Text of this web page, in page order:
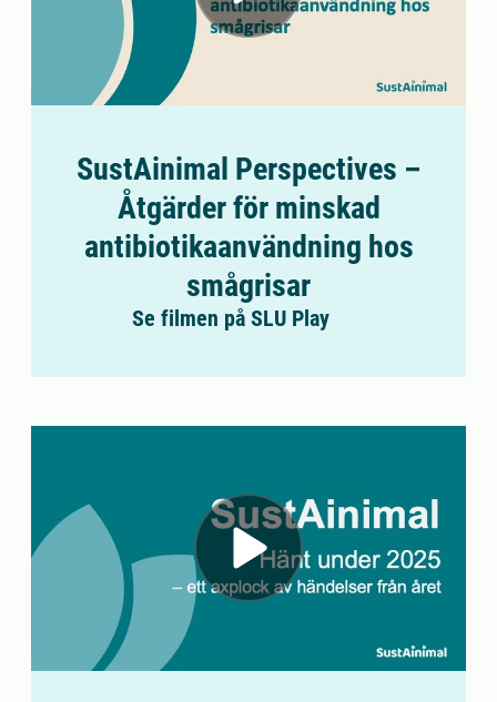
SustAinimal Perspectives –
Åtgärder för minskad
antibiotikaanvändning hos
smågrisar
Se filmen på SLU Play